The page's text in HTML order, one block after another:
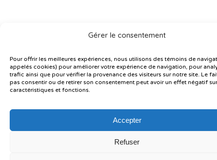
Gérer le consentement
Pour offrir les meilleures expériences, nous utilisons des témoins de
appelés cookies) pour améliorer votre expérience de navigation, pour
trafic ainsi que pour vérifier la provenance des visiteurs sur notre site. Le
pas consentir ou de retirer son consentement peut avoir un effet négatif
caractéristiques et fonctions.
Accepter
Refuser